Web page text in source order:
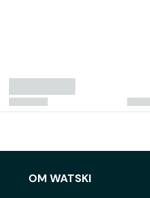
OM WATSKI